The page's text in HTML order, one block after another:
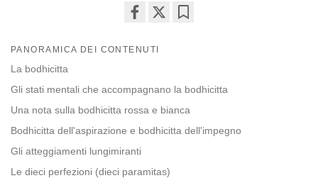
on
PANORAMICA DEI CONTENUTI
La bodhicitta
Gli stati mentali che accompagnano la bodhicitta
Una nota sulla bodhicitta rossa e bianca
Bodhicitta dell'aspirazione e bodhicitta dell'impegno
Gli atteggiamenti lungimiranti
Le dieci perfezioni (dieci paramitas)